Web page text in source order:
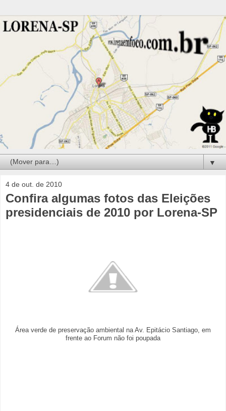
▼
4 de out. de 2010
Confira algumas fotos das Eleições
presidenciais de 2010 por Lorena-SP
Área verde de preservação ambiental na Av. Epitácio Santiago, em
frente ao Forum não foi poupada